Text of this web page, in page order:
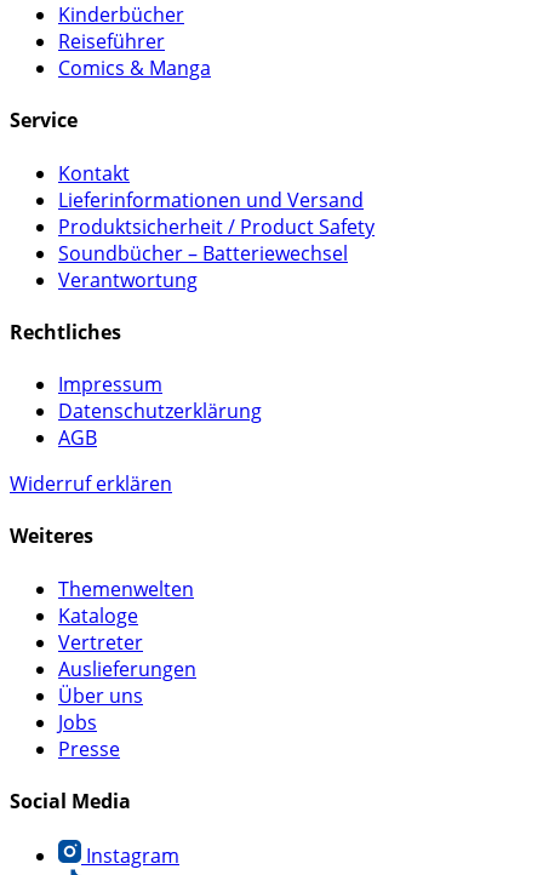
Kinderbücher
Reiseführer
Comics & Manga
Service
Kontakt
Lieferinformationen und Versand
Produktsicherheit / Product Safety
Soundbücher – Batteriewechsel
Verantwortung
Rechtliches
Impressum
Datenschutzerklärung
AGB
Widerruf erklären
Weiteres
Themenwelten
Kataloge
Vertreter
Auslieferungen
Über uns
Jobs
Presse
Social Media
Instagram